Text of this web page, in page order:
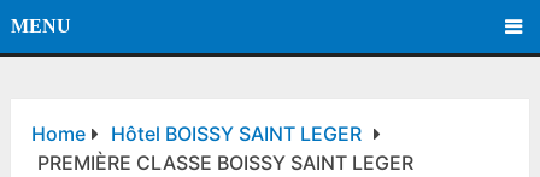
MENU
Home
Hôtel BOISSY SAINT LEGER
PREMIÈRE CLASSE BOISSY SAINT LEGER